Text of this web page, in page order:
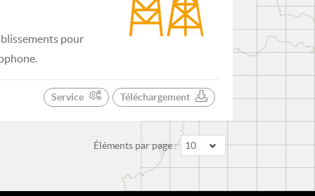
pour
Service Téléchargement
Éléments par page : 10